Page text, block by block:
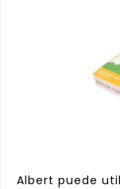
Albert puede